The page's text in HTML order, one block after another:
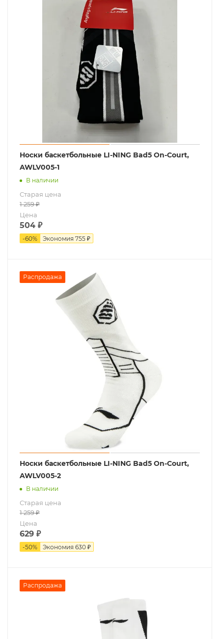
Носки баскетбольные LI-NING Bad5 On-Court,
AWLV005-1
В наличии
Старая цена
1 259₽
Цена
504 ₽
-60% Экономия 755 ₽
Распродажа
Носки баскетбольные LI-NING Bad5 On-Court,
AWLV005-2
В наличии
Старая цена
1 259₽
Цена
629 ₽
-50% Экономия 630 ₽
Распродажа